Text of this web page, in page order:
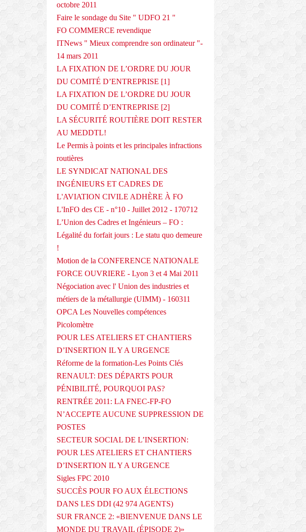
octobre 2011
Faire le sondage du Site " UDFO 21 "
FO COMMERCE revendique
ITNews " Mieux comprendre son ordinateur "-
14 mars 2011
LA FIXATION DE L’ORDRE DU JOUR
DU COMITÉ D’ENTREPRISE [1]
LA FIXATION DE L’ORDRE DU JOUR
DU COMITÉ D’ENTREPRISE [2]
LA SÉCURITÉ ROUTIÈRE DOIT RESTER
AU MEDDTL!
Le Permis à points et les principales infractions
routières
LE SYNDICAT NATIONAL DES
INGÉNIEURS ET CADRES DE
L'AVIATION CIVILE ADHÈRE À FO
L'InFO des CE - n°10 - Juillet 2012 - 170712
L’Union des Cadres et Ingénieurs – FO :
Légalité du forfait jours : Le statu quo demeure
!
Motion de la CONFERENCE NATIONALE
FORCE OUVRIERE - Lyon 3 et 4 Mai 2011
Négociation avec l' Union des industries et
métiers de la métallurgie (UIMM) - 160311
OPCA Les Nouvelles compétences
Picolomètre
POUR LES ATELIERS ET CHANTIERS
D’INSERTION IL Y A URGENCE
Réforme de la formation-Les Points Clés
RENAULT: DES DÉPARTS POUR
PÉNIBILITÉ, POURQUOI PAS?
RENTRÉE 2011: LA FNEC-FP-FO
N’ACCEPTE AUCUNE SUPPRESSION DE
POSTES
SECTEUR SOCIAL DE L’INSERTION:
POUR LES ATELIERS ET CHANTIERS
D’INSERTION IL Y A URGENCE
Sigles FPC 2010
SUCCÈS POUR FO AUX ÉLECTIONS
DANS LES DDI (42 974 AGENTS)
SUR FRANCE 2: «BIENVENUE DANS LE
MONDE DU TRAVAIL (ÉPISODE 2)»